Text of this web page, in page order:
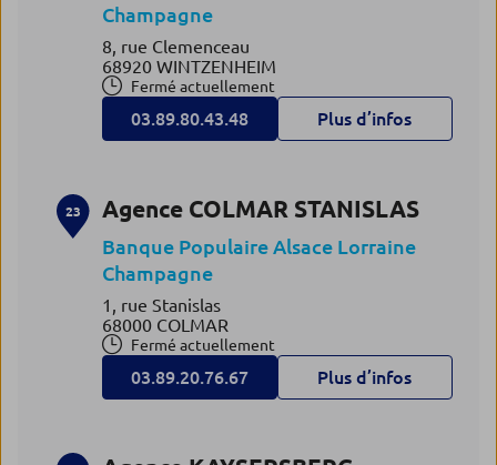
Champagne
8, rue Clemenceau
68920 WINTZENHEIM
Fermé actuellement
03.89.80.43.48 Plus d’infos
23 Agence COLMAR STANISLAS
Banque Populaire Alsace Lorraine
Champagne
1, rue Stanislas
68000 COLMAR
Fermé actuellement
03.89.20.76.67 Plus d’infos